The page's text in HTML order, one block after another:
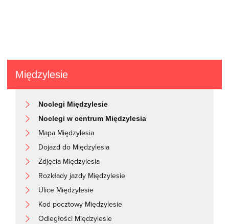
Międzylesie
Noclegi Międzylesie
Noclegi w centrum Międzylesia
Mapa Międzylesia
Dojazd do Międzylesia
Zdjęcia Międzylesia
Rozkłady jazdy Międzylesie
Ulice Międzylesie
Kod pocztowy Międzylesie
Odległości Międzylesie